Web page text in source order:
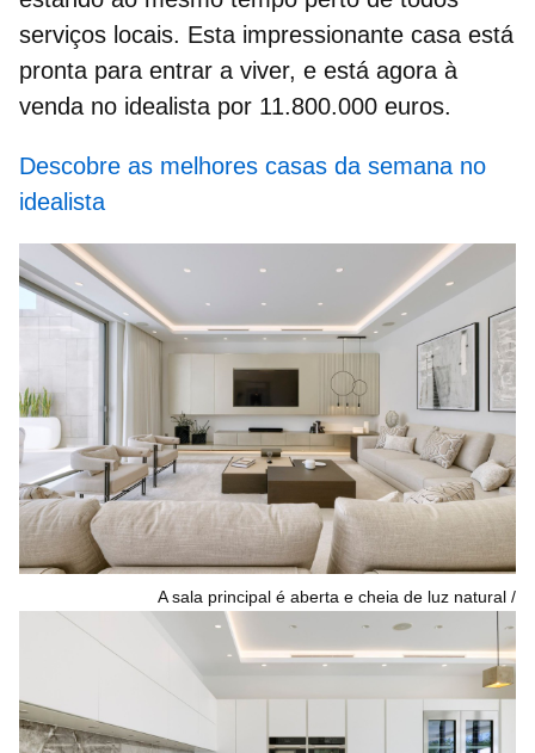
serviços locais. Esta impressionante casa está
pronta para entrar a viver, e está agora à
venda no idealista por 11.800.000 euros.
Descobre as melhores casas da semana no
idealista
A sala principal é aberta e cheia de luz natural